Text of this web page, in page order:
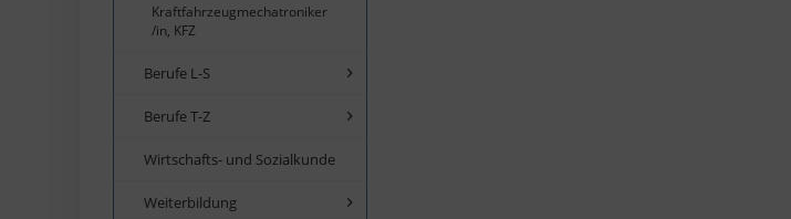
Kraftfahrzeugmechatroniker
/in, KFZ
Berufe L-S
Berufe T-Z
Wirtschafts- und Sozialkunde
Weiterbildung